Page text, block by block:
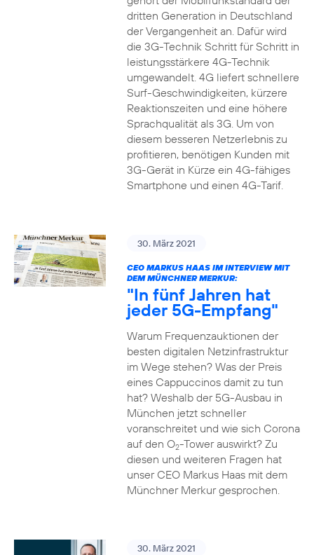
dritten Generation in Deutschland
der Vergangenheit an. Dafür wird
die 3G-Technik Schritt für Schritt in
leistungsstärkere 4G-Technik
umgewandelt. 4G liefert schnellere
Surf-Geschwindigkeiten, kürzere
Reaktionszeiten und eine höhere
Sprachqualität als 3G. Um von
diesem besseren Netzerlebnis zu
profitieren, benötigen Kunden mit
3G-Gerät in Kürze ein 4G-fähiges
Smartphone und einen 4G-Tarif.
30. März 2021
CEO MARKUS HAAS IM INTERVIEW MIT
DEM MÜNCHNER MERKUR:
"In fünf Jahren hat
jeder 5G-Empfang"
Warum Frequenzauktionen der
besten digitalen Netzinfrastruktur
im Wege stehen? Was der Preis
eines Cappuccinos damit zu tun
hat? Weshalb der 5G-Ausbau in
München jetzt schneller
voranschreitet und wie sich Corona
auf den O2-Tower auswirkt? Zu
diesen und weiteren Fragen hat
unser CEO Markus Haas mit dem
Münchner Merkur gesprochen.
30. März 2021